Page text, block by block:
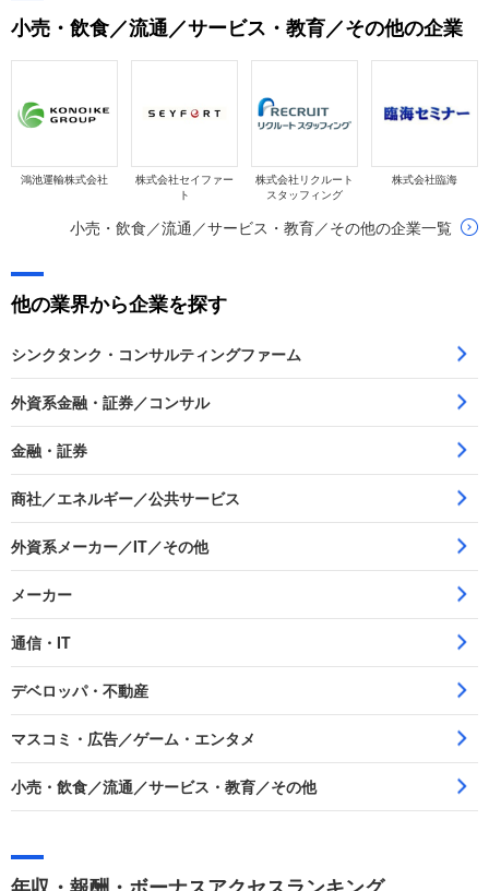
転職を成功させましょう。
小売・飲食／流通／サービス・教育／その他の企業
鴻池運輸株式会社
株式会社セイファー
ト
株式会社リクルート
スタッフィング
株式会社臨海
小売・飲食／流通／サービス・教育／その他の企業一覧
他の業界から企業を探す
シンクタンク・コンサルティングファーム
外資系金融・証券／コンサル
金融・証券
商社／エネルギー／公共サービス
外資系メーカー／IT／その他
メーカー
通信・IT
デベロッパ・不動産
マスコミ・広告／ゲーム・エンタメ
小売・飲食／流通／サービス・教育／その他